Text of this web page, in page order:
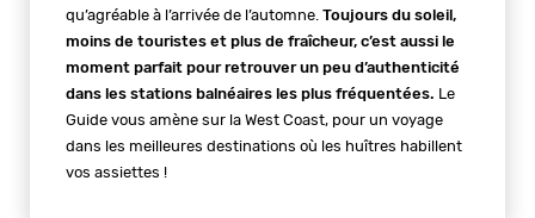
qu’agréable à l’arrivée de l’automne. Toujours du soleil,
moins de touristes et plus de fraîcheur, c’est aussi le
moment parfait pour retrouver un peu d’authenticité
dans les stations balnéaires les plus fréquentées. Le
Guide vous amène sur la West Coast, pour un voyage
dans les meilleures destinations où les huîtres habillent
vos assiettes !